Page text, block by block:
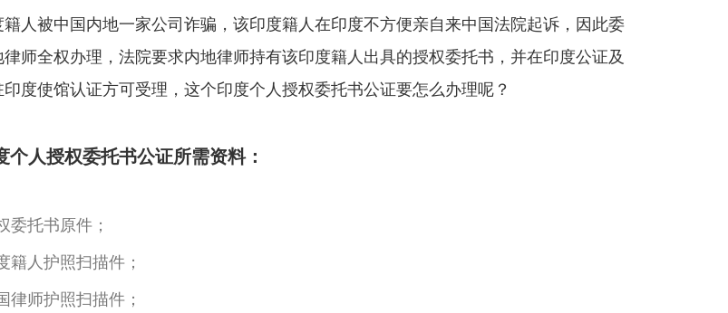
人被中国内地一家公司诈骗，该印度籍人在印度不方便亲自来中国法院起诉，因此委
师全权办理，法院要求内地律师持有该印度籍人出具的授权委托书，并在印度公证及
度使馆认证方可受理，这个印度个人授权委托书公证要怎么办理呢？
个人授权委托书公证所需资料：
委托书原件；
籍人护照扫描件；
律师护照扫描件；